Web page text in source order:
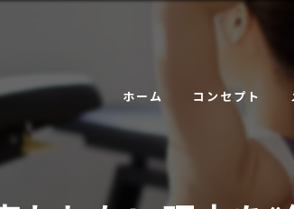
ホーム コンセプト